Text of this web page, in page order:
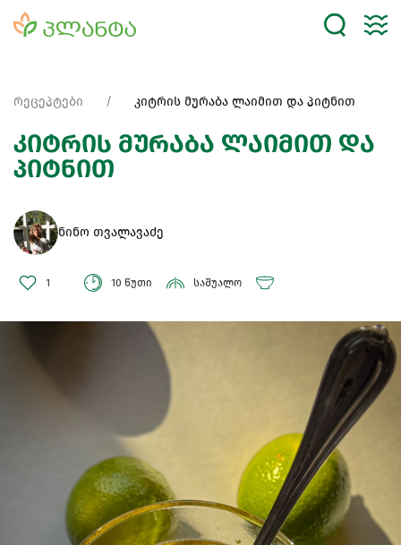
რეცეპტები კიტრის მურაბა ლაიმით და პიტნით
კიტრის მურაბა ლაიმით და
პიტნით
ნინო თვალავაძე
1 10 წუთი საშუალო